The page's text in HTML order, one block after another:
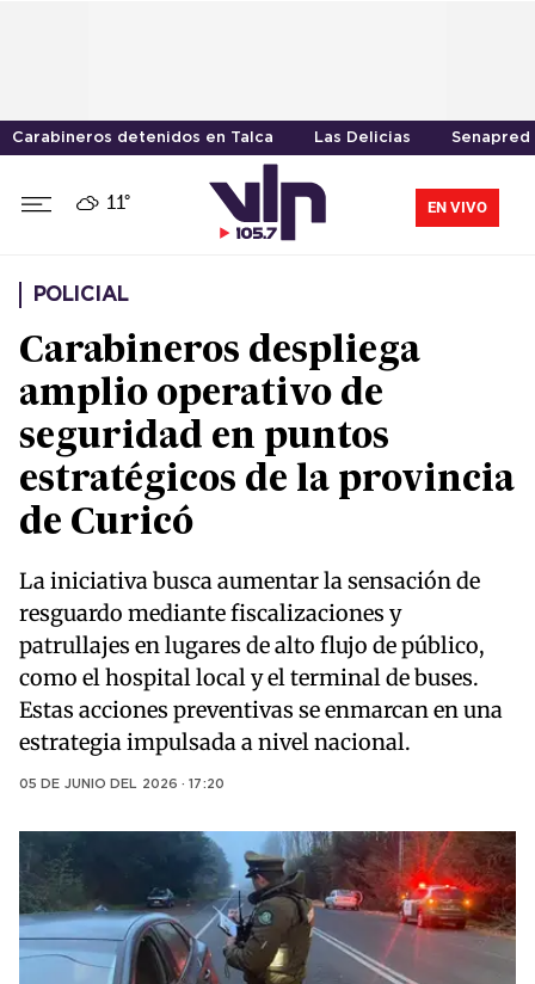
Carabineros detenidos en Talca Las Delicias Senapred
11° EN VIVO
POLICIAL
Carabineros despliega
amplio operativo de
seguridad en puntos
estratégicos de la provincia
de Curicó
La iniciativa busca aumentar la sensación de
resguardo mediante fiscalizaciones y
patrullajes en lugares de alto flujo de público,
como el hospital local y el terminal de buses.
Estas acciones preventivas se enmarcan en una
estrategia impulsada a nivel nacional.
05 DE JUNIO DEL 2026 · 17:20